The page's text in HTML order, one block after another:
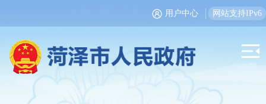
用户中心 网站支持IPv6